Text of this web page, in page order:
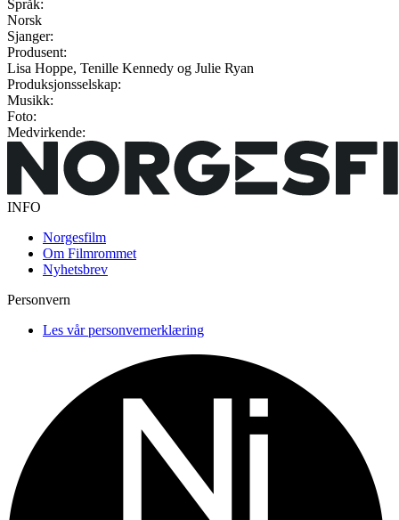
Språk:
Norsk
Sjanger:
Produsent:
Lisa Hoppe, Tenille Kennedy og Julie Ryan
Produksjonsselskap:
Musikk:
Foto:
Medvirkende:
INFO
Norgesfilm
Om Filmrommet
Nyhetsbrev
Personvern
Les vår personvernerklæring